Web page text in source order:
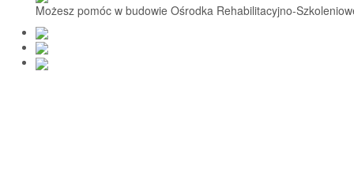
Nasi Beneficjenci
Ośrodek Reh-Szkol
Sprawozdania
Możesz pomóc w budowie Ośrodka Rehabilitacyjno-